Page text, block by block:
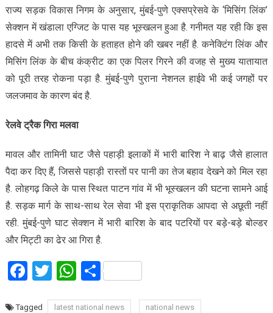
राज्य सड़क विकास निगम के अनुसार, मुंबई-पुणे एक्सप्रेसवे के ‘मिसिंग लिंक’
सेक्शन में खंडाला एग्जिट के पास यह भूस्खलन हुआ है. गनीमत यह रही कि इस
हादसे में अभी तक किसी के हताहत होने की खबर नहीं है. कनेक्टिंग लिंक और
मिसिंग लिंक के बीच कंक्रीट का एक पिलर गिरने की वजह से मुख्य यातायात
को पूरी तरह रोकना पड़ा है. मुंबई-पुणे पुराना नेशनल हाईवे भी कई जगहों पर
जलजमाव के कारण बंद है.
रेलवे ट्रैक गिरा मलवा
मावल और तामिनी घाट जैसे पहाड़ी इलाकों में भारी बारिश ने बाढ़ जैसे हालात
पैदा कर दिए हैं, जिससे पहाड़ी रास्तों पर पानी का तेज बहाव देखने को मिल रहा
है. लोहगढ़ किले के पास स्थित पाटन गांव में भी भूस्खलन की घटना सामने आई
है. सड़क मार्ग के साथ-साथ रेल सेवा भी इस प्राकृतिक आपदा से अछूती नहीं
रही. मुंबई-पुणे घाट सेक्शन में भारी बारिश के बाद पटरियों पर बड़े-बड़े बोल्डर
और मिट्टी का ढेर आ गिरा है.
Facebook
Twitter
WhatsApp
Share
Tagged latest national news
national news